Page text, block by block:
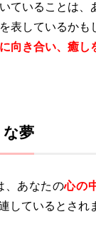
ていることは、
表しているかも
向き合い、癒し
な夢
、あなたの心の
しているとされ